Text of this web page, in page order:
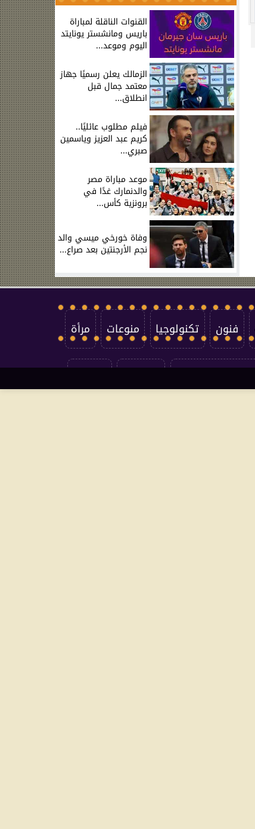
القنوات الناقلة لمباراة
باريس ومانشستر يونايتد
اليوم وموعد...
الزمالك يعلن رسميًا جهاز
معتمد جمال قبل
انطلاق...
فيلم مطلوب عائليًا..
كريم عبد العزيز وياسمين
صبري...
موعد مباراة مصر
والدنمارك غدًا في
برونزية كأس...
وفاة خورخي ميسي والد
نجم الأرجنتين بعد صراع...
فنون تكنولوجيا منوعات مرأة